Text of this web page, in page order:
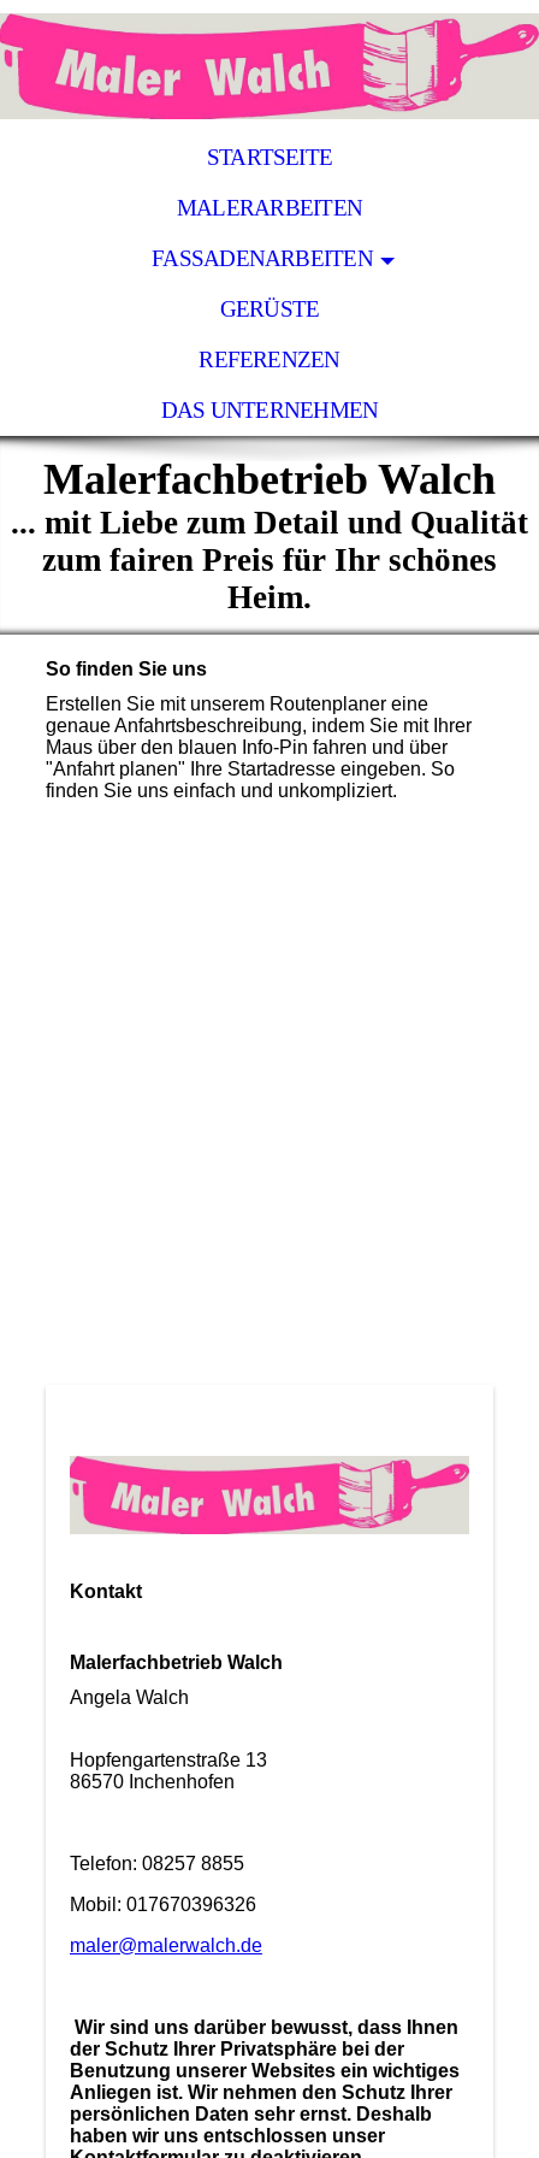
STARTSEITE
MALERARBEITEN
FASSADENARBEITEN
GERÜSTE
REFERENZEN
DAS UNTERNEHMEN
Malerfachbetrieb Walch
... mit Liebe zum Detail und Qualität
zum fairen Preis für Ihr schönes
Heim.
So finden Sie uns
Erstellen Sie mit unserem Routenplaner eine
genaue Anfahrtsbeschreibung, indem Sie mit Ihrer
Maus über den blauen Info-Pin fahren und über
"Anfahrt planen" Ihre Startadresse eingeben. So
finden Sie uns einfach und unkompliziert.
Kontakt
Malerfachbetrieb Walch
Angela Walch
Hopfengartenstraße 13
86570 Inchenhofen
Telefon: 08257 8855
Mobil: 017670396326
maler@malerwalch.de
Wir sind uns darüber bewusst, dass Ihnen
der Schutz Ihrer Privatsphäre bei der
Benutzung unserer Websites ein wichtiges
Anliegen ist. Wir nehmen den Schutz Ihrer
persönlichen Daten sehr ernst. Deshalb
haben wir uns entschlossen unser